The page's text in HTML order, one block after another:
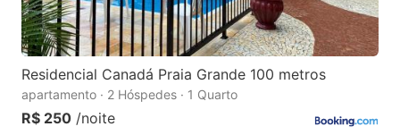
Residencial Canadá Praia Grande 100 metros
apartamento · 2 Hóspedes · 1 Quarto
R$ 250 /noite